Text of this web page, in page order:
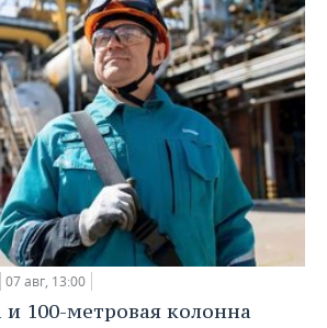
07 авг, 13:00
100-метровая колонна